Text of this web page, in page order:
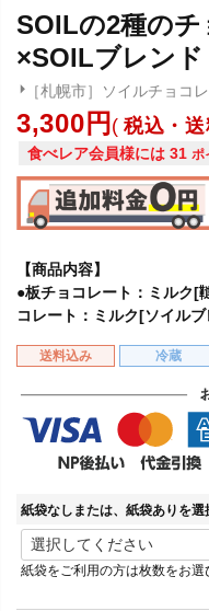
SOILの2種の
×SOILブレンド
［札幌市］ソイルチョコレ
3,300 税込・
食べレア会員様には 31 ポ
【商品内容】
●板チョコレート：ミルク[
コレート：ミルク[ソイル
送料込み 冷蔵
紙袋なしまたは、紙袋ありを選
紙袋をご利用の方は枚数をお選